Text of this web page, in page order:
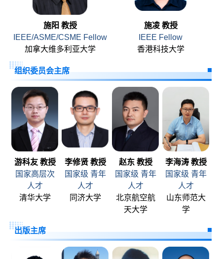
施阳 教授
IEEE/ASME/CSME Fellow
加拿大维多利亚大学
施凌 教授
IEEE Fellow
香港科技大学
组织委员会主席
游科友 教授
国家高层次
人才
清华大学
李修贤 教授
国家级 青年
人才
同济大学
赵东 教授
国家级 青年
人才
北京航空航
天大学
李海涛 教授
国家级 青年
人才
山东师范大
学
出版主席